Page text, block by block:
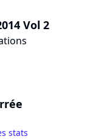
Vol 2
stats